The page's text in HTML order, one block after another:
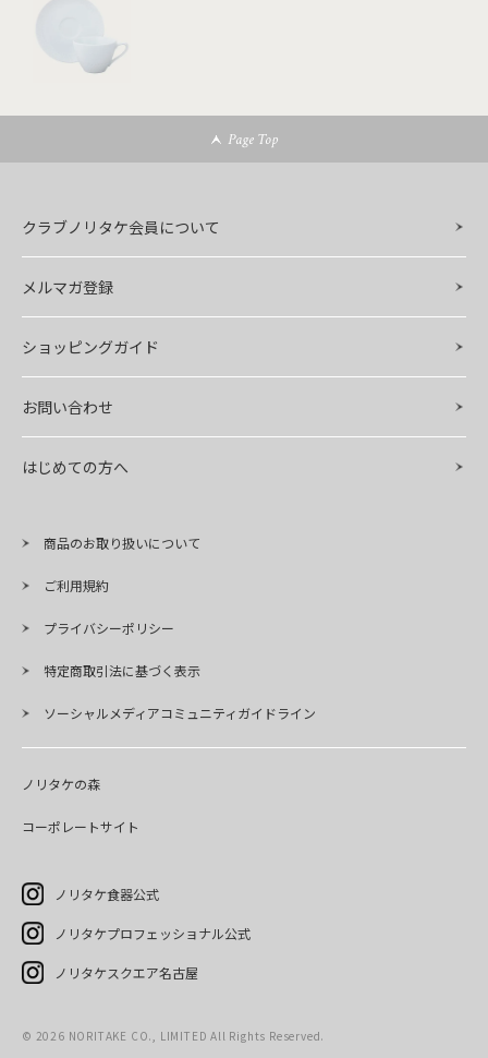
Page Top
クラブノリタケ会員について
メルマガ登録
ショッピングガイド
お問い合わせ
はじめての方へ
商品のお取り扱いについて
ご利用規約
プライバシーポリシー
特定商取引法に基づく表示
ソーシャルメディアコミュニティガイドライン
ノリタケの森
コーポレートサイト
ノリタケ食器公式
ノリタケプロフェッショナル公式
ノリタケスクエア名古屋
© 2026 NORITAKE CO., LIMITED All Rights Reserved.